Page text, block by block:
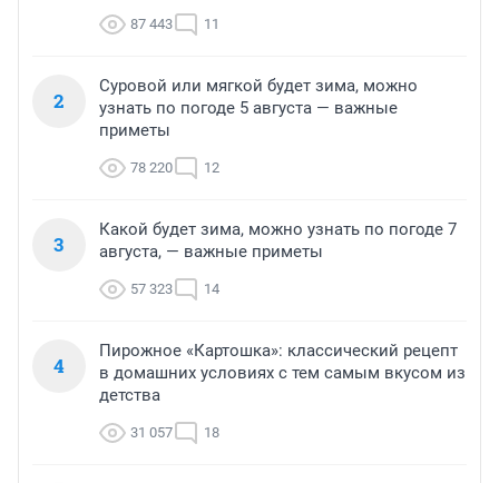
87 443 11
2
Суровой или мягкой будет зима, можно
узнать по погоде 5 августа — важные
приметы
78 220 12
3
Какой будет зима, можно узнать по погоде 7
августа, — важные приметы
57 323 14
4
Пирожное «Картошка»: классический рецепт
в домашних условиях с тем самым вкусом из
детства
31 057 18